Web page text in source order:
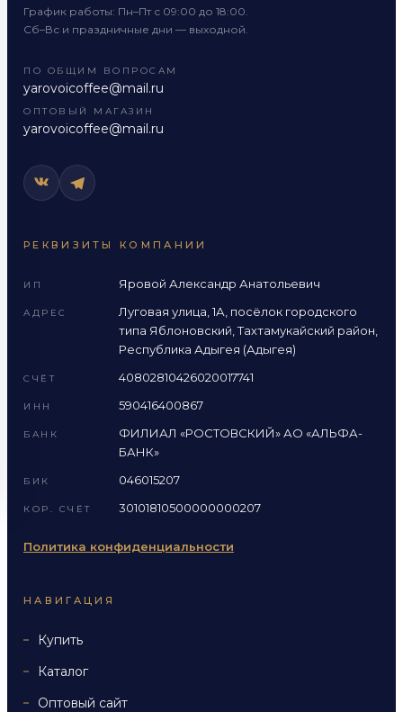
График работы: Пн–Пт с 09:00 до 18:00.
Сб–Вс и праздничные дни — выходной.
ПО ОБЩИМ ВОПРОСАМ
yarovoicoffee@mail.ru
ОПТОВЫЙ МАГАЗИН
yarovoicoffee@mail.ru
РЕКВИЗИТЫ КОМПАНИИ
ИП Яровой Александр Анатольевич
АДРЕС
Луговая улица, 1А, посёлок городского
типа Яблоновский, Тахтамукайский район,
Республика Адыгея (Адыгея)
СЧЁТ 40802810426020017741
ИНН 590416400867
БАНК
ФИЛИАЛ «РОСТОВСКИЙ» АО «АЛЬФА-
БАНК»
БИК 046015207
КОР. СЧЁТ 30101810500000000207
Политика конфиденциальности
НАВИГАЦИЯ
Купить
Каталог
Оптовый сайт